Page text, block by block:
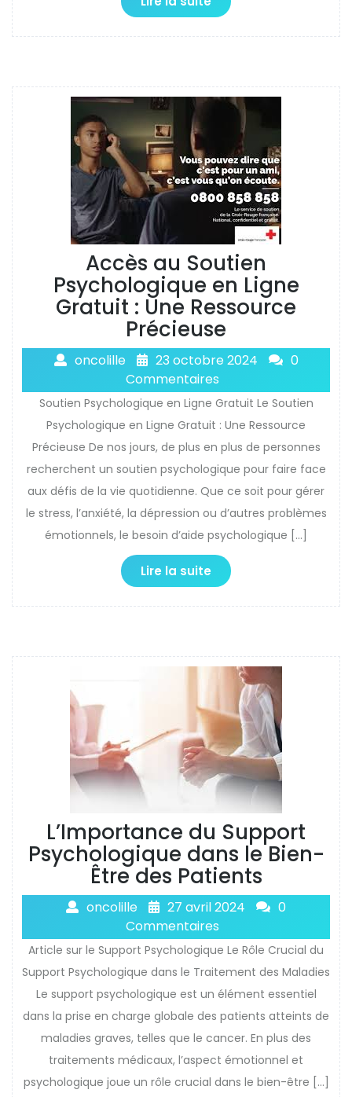
Accès au Soutien
Psychologique en Ligne
Gratuit : Une Ressource
Précieuse
oncolille 23 octobre 2024
0
Commentaires
Soutien Psychologique en Ligne Gratuit Le Soutien
Psychologique en Ligne Gratuit : Une Ressource
Précieuse De nos jours, de plus en plus de personnes
recherchent un soutien psychologique pour faire face
aux défis de la vie quotidienne. Que ce soit pour gérer
le stress, l’anxiété, la dépression ou d’autres problèmes
émotionnels, le besoin d’aide psychologique […]
Lire la suite
L’Importance du Support
Psychologique dans le Bien-
Être des Patients
oncolille 27 avril 2024
0
Commentaires
Article sur le Support Psychologique Le Rôle Crucial du
Support Psychologique dans le Traitement des Maladies
Le support psychologique est un élément essentiel
dans la prise en charge globale des patients atteints de
maladies graves, telles que le cancer. En plus des
traitements médicaux, l’aspect émotionnel et
psychologique joue un rôle crucial dans le bien-être […]